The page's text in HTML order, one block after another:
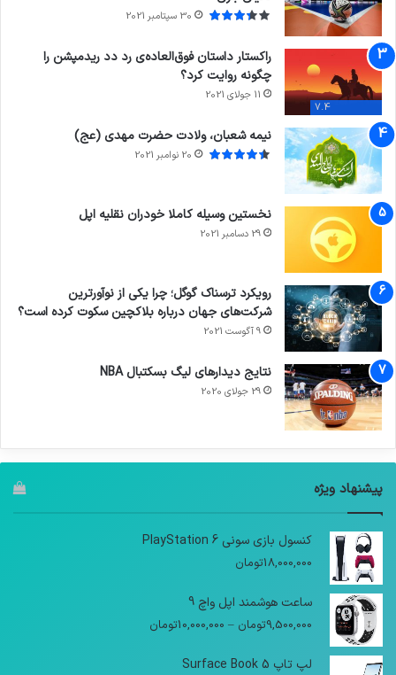
30 سپتامبر 2021
7.4
راکستار داستان فوق‌العاده‌ی رد دد ریدمپشن را
چگونه روایت کرد؟
11 جولای 2021
نیمه شعبان، ولادت حضرت مهدی (عج)
20 نوامبر 2021
نخستین وسیله کاملا خودران نقلیه اپل
29 دسامبر 2021
رویکرد ترسناک گوگل؛ چرا یکی از نوآورترین
شرکت‌های جهان درباره بلاکچین سکوت کرده است؟
9 آگوست 2021
نتایج دیدار‌های لیگ بسکتبال NBA
29 جولای 2020
پیشنهاد ویژه
کنسول بازی سونی PlayStation 6
18,000,000تومان
ساعت هوشمند اپل واچ 9
9,500,000تومان –
10,000,000تومان
لپ تاپ Surface Book 5